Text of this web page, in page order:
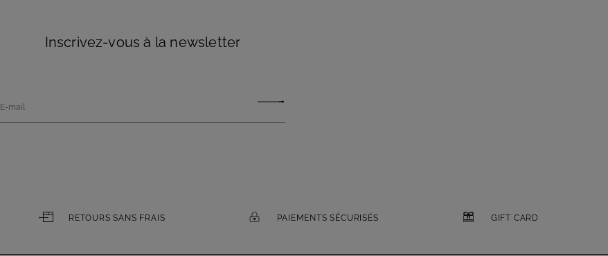
Inscrivez-vous à la newsletter
E-mail
RETOURS SANS FRAIS PAIEMENTS SÉCURISÉS GIFT CARD